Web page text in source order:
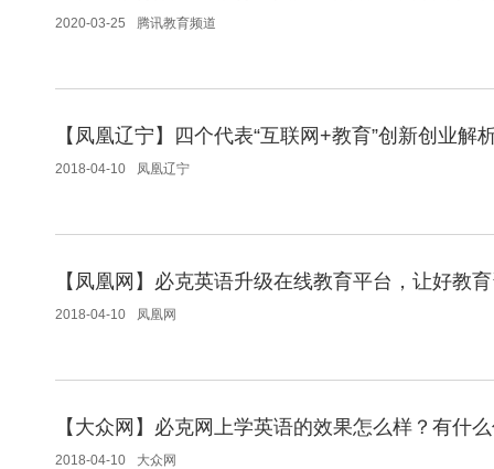
2020-03-25 腾讯教育频道
【凤凰辽宁】四个代表“互联网+教育”创新创业解
2018-04-10 凤凰辽宁
【凤凰网】必克英语升级在线教育平台，让好教
2018-04-10 凤凰网
【大众网】必克网上学英语的效果怎么样？有什
2018-04-10 大众网